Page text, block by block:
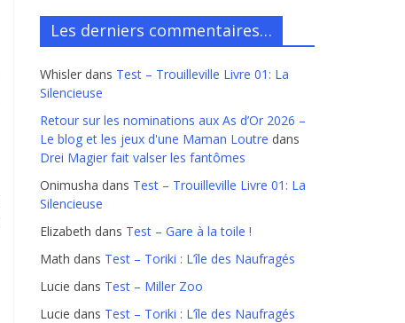
Les derniers commentaires…
Whisler dans Test – Trouilleville Livre 01: La
Silencieuse
Retour sur les nominations aux As d’Or 2026 –
Le blog et les jeux d'une Maman Loutre dans
Drei Magier fait valser les fantômes
Onimusha dans Test – Trouilleville Livre 01: La
Silencieuse
Elizabeth dans Test – Gare à la toile !
Math dans Test – Toriki : L’île des Naufragés
Lucie dans Test – Miller Zoo
Lucie dans Test – Toriki : L’île des Naufragés